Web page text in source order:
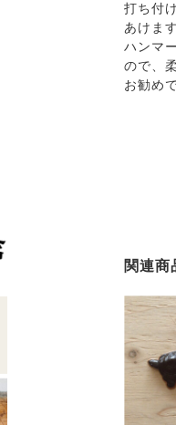
打ち付
あけます
ハンマ
ので、
お勧め
関連商